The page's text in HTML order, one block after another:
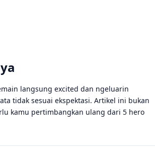
langsung excited dan ngeluarin
tidak sesuai ekspektasi. Artikel ini bukan
kamu pertimbangkan ulang dari 5 hero